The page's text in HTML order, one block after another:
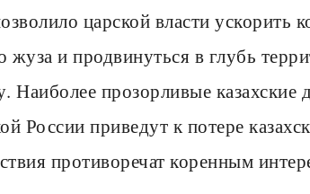
царской власти ускорить
жуза и продвинуться в глубь
прозорливые казахские
России приведут к потере
противоречат коренным